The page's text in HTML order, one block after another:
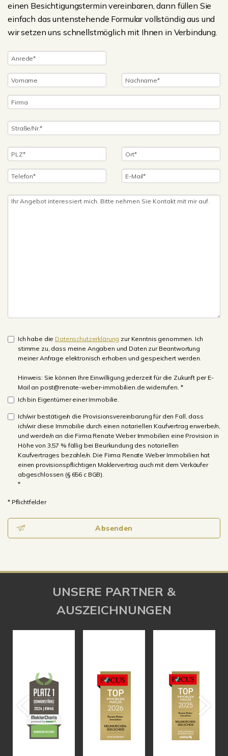
einen Besichtigungstermin vereinbaren, dann füllen Sie
einfach das untenstehende Formular vollständig aus und
wir setzen uns schnellstmöglich mit Ihnen in Verbindung.
Ich habe die Datenschutzerklärung zur Kenntnis genommen. Ich
stimme zu, dass meine Angaben und Daten zur Beantwortung
meiner Anfrage elektronisch erhoben und gespeichert werden.
Hinweis: Sie können Ihre Einwilligung jederzeit für die Zukunft per E-
Mail an post@renate-weber-immobilien.de widerrufen. *
Ich bin Eigentümer einer Immobilie.
Ich/wir bestätige/n die Provisionsvereinbarung für den Fall, dass
ich/wir diese Immobilie durch einen notariellen Kaufvertrag erwerbe/n,
und werde/n an die Firma Renate Weber Immobilien eine Provision in
Höhe von 3,57 % fällig bei Beurkundung des notariellen
Kaufvertrages bezahle/n. Die Firma Renate Weber Immobilien hat
einen provisionspflichtigen Maklervertrag auch mit dem Verkäufer
abgeschlossen (§ 656 c BGB).
*
* Pflichtfelder
Absenden
UNSERE PARTNER &
AUSZEICHNUNGEN